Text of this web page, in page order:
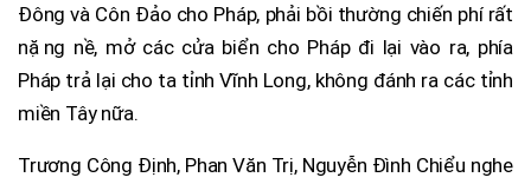
Đông và Côn Đảo cho Pháp, phải bồi thường chiến phí rất
nặng nề, mở các cửa biển cho Pháp đi lại vào ra, phía
Pháp trả lại cho ta tỉnh Vĩnh Long, không đánh ra các tỉnh
miền Tây nữa.
Trương Công Định, Phan Văn Trị, Nguyễn Đình Chiểu nghe